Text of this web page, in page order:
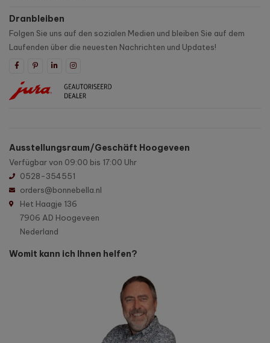
Dranbleiben
Folgen Sie uns auf den sozialen Medien und bleiben Sie auf dem
Laufenden über die neuesten Nachrichten und Updates!
Ausstellungsraum/Geschäft Hoogeveen
Verfügbar von 09:00 bis 17:00 Uhr
0528-354551
orders@bonnebella.nl
Het Haagje 136
7906 AD Hoogeveen
Nederland
Womit kann ich Ihnen helfen?